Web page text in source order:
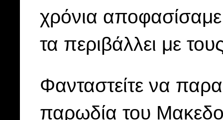
χρόνια
τα περιβάλλει με
Φανταστείτε να
παρωδία του